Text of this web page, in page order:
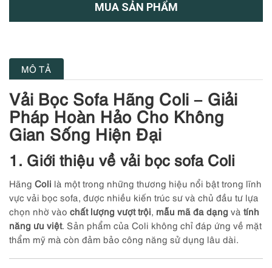
MUA SẢN PHẨM
MÔ TẢ
Vải Bọc Sofa Hãng Coli – Giải
Pháp Hoàn Hảo Cho Không
Gian Sống Hiện Đại
1. Giới thiệu về vải bọc sofa Coli
Hãng Coli là một trong những thương hiệu nổi bật trong lĩnh
vực vải bọc sofa, được nhiều kiến trúc sư và chủ đầu tư lựa
chọn nhờ vào chất lượng vượt trội, mẫu mã đa dạng và tính
năng ưu việt. Sản phẩm của Coli không chỉ đáp ứng về mặt
thẩm mỹ mà còn đảm bảo công năng sử dụng lâu dài.